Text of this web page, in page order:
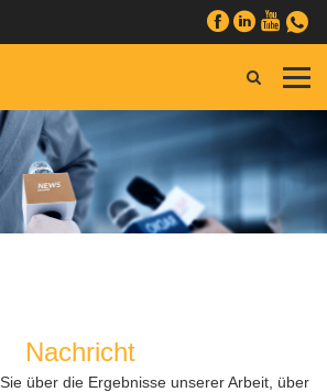
Nachricht
über die Ergebnisse unserer Arbeit, über